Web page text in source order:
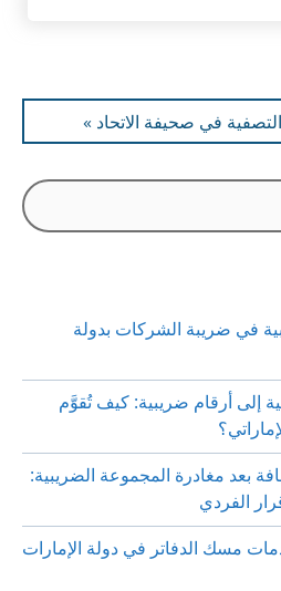
في صحيفة الاتحاد »
في ضريبة الشركات بدولة
إلى أرقام ضريبية: كيف تُقوَّم
بعد مغادرة المجموعة الضريبية:
الفردي
مسك الدفاتر في دولة الإمارات